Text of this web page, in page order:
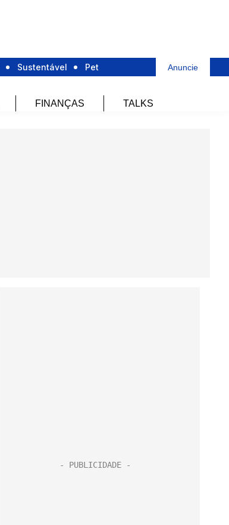
Sustentável Pet Anuncie
FINANÇAS TALKS